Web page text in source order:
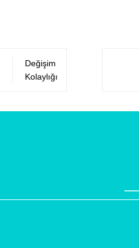
Değişim
Kolaylığı